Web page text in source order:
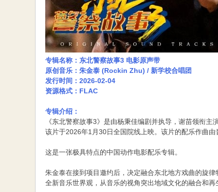
专辑名称：东北警察故事3 电影原声带
原创音乐：朱金泰 (Rockin Zhu) / 新学校合唱团
发行时间：2026-02-04
资源格式：FLAC
专辑介绍：
《东北警察故事3》是由杨秉佳编剧并执导，谢苗领衔
该片于2026年1月30日全国院线上映。该片的配乐作曲
这是一张极具特点的中国动作电影配乐专辑。
朱金泰在接到项目邀约后，决定融合东北地方戏曲的旋
全新音乐世界观，从音乐的视角突出地域文化的融合和